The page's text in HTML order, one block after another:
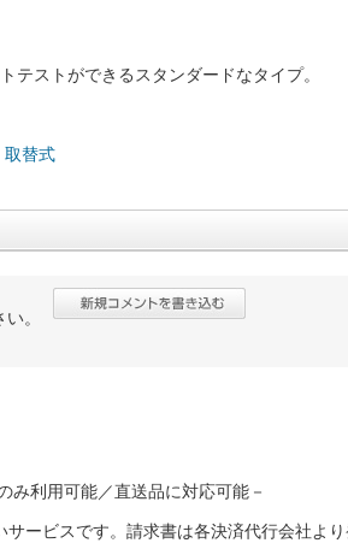
テストができるスタンダードなタイプ。
替式
。
み利用可能／直送品に対応可能－
ービスです。請求書は各決済代行会社よ